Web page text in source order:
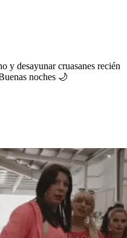
y desayunar cruasanes recién
noches 🌙